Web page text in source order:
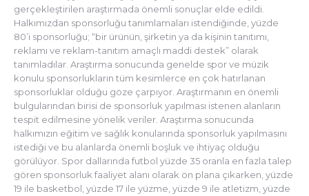
gerçekleştirilen araştırmada önemli sonuçlar elde edildi.
Halkımızdan sponsorluğu tanımlamaları istendiğinde, yüzde
80’i sponsorluğu; “bir ürünün, şirketin ya da kişinin tanıtımı,
reklamı ve reklam-tanıtım amaçlı maddi destek” olarak
tanımladılar. Araştırma sonucunda genelde spor ve müzik
konulu sponsorlukların tüm kesimlerce en çok hatırlanan
sponsorluklar olduğu göze çarpıyor. Araştırmanın en önemli
bulgularından birisi de sponsorluk yapılması istenen alanların
tespit edilmesine yönelik veriler. Araştırma sonucunda
halkımızın eğitim ve sağlık konularında sponsorluk yapılmasını
istediği ve bu alanlarda önemli boşluk ve ihtiyaç olduğu
görülüyor. Spor dallarında futbol yüzde 35 oranla en fazla talep
gören sponsorluk faaliyet alanı olarak ön plana çıkarken, yüzde
19 ile basketbol, yüzde 17 ile yüzme, yüzde 9 ile atletizm, yüzde